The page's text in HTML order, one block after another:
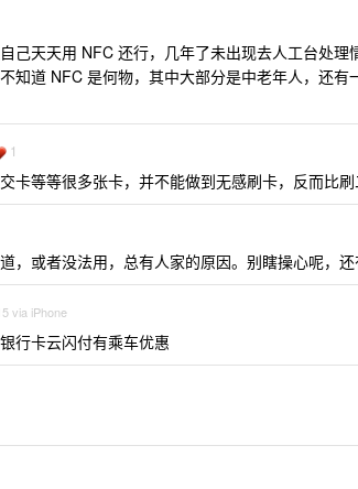
己天天用 NFC 还行，几年了未出现去人工台处理
知道 NFC 是何物，其中大部分是中老年人，还
1
卡等等很多张卡，并不能做到无感刷卡，反而比刷
，或者没法用，总有人家的原因。别瞎操心呢，
via iPhone
行卡云闪付有乘车优惠